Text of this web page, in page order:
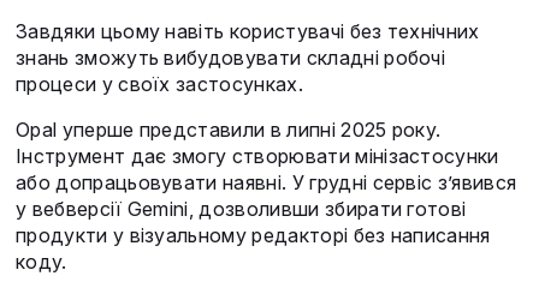
Завдяки цьому навіть користувачі без технічних
знань зможуть вибудовувати складні робочі
процеси у своїх застосунках.
Opal уперше представили в липні 2025 року.
Інструмент дає змогу створювати мінізастосунки
або допрацьовувати наявні. У грудні сервіс з’явився
у вебверсії Gemini, дозволивши збирати готові
продукти у візуальному редакторі без написання
коду.